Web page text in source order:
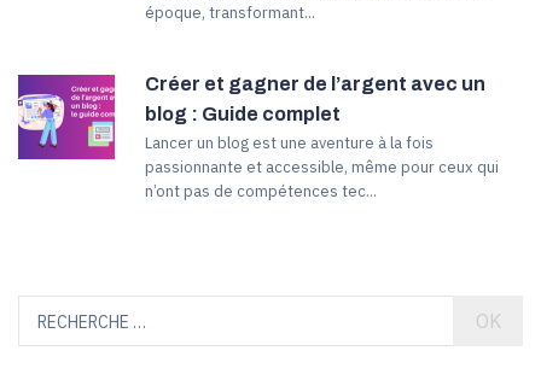
époque, transformant...
Créer et gagner de l’argent avec un
blog : Guide complet
Lancer un blog est une aventure à la fois
passionnante et accessible, même pour ceux qui
n’ont pas de compétences tec...
OK